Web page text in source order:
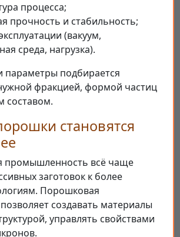
процесса;
прочность и стабильность;
(вакуум,
среда, нагрузка).
параметры подбирается
фракцией, формой частиц
составом.
становятся
промышленность всё чаще
заготовок к более
Порошковая
создавать материалы
управлять свойствами